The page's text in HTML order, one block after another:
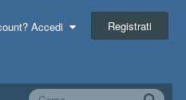
Accedi Registrati